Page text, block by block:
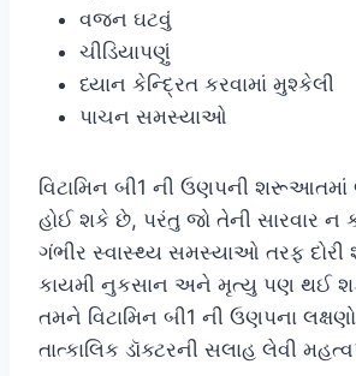
વજન ઘટવું
ચીડિયાપણું
ધ્યાન કેન્દ્રિત કરવામાં મુશ્કેલી
પાચન સમસ્યાઓ
વિટામિન બી1 ની ઉણપની શરૂઆતમાં
હોઈ શકે છે, પરંતુ જો તેની સારવાર ન
ગંભીર સ્વાસ્થ્ય સમસ્યાઓ તરફ
કાયમી નુકસાન અને મૃત્યુ પણ થઈ
તમને વિટામિન બી1 ની ઉણપના
તાત્કાલિક ડૉક્ટરની સલાહ લેવી